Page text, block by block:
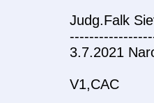
Judg.Falk
3.7.2021
V1,CAC